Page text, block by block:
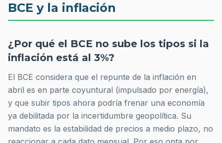
BCE y la inflación
¿Por qué el BCE no sube los tipos si la
inflación está al 3%?
El BCE considera que el repunte de la inflación en
abril es en parte coyuntural (impulsado por energía),
y que subir tipos ahora podría frenar una economía
ya debilitada por la incertidumbre geopolítica. Su
mandato es la estabilidad de precios a medio plazo, no